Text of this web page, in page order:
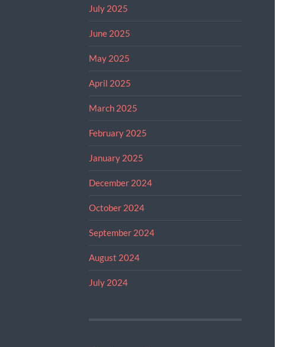
July 2025
June 2025
May 2025
April 2025
March 2025
February 2025
January 2025
December 2024
October 2024
September 2024
August 2024
July 2024